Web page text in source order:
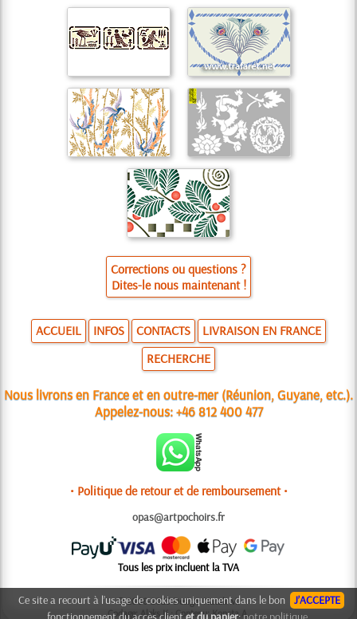
Corrections ou questions ?
Dites-le nous maintenant !
ACCUEIL INFOS CONTACTS
LIVRAISON EN FRANCE
RECHERCHE
Nous livrons en France et en outre-mer (Réunion, Guyane, etc.).
Appelez-nous:+46 812 400 477
• Politique de retour et de remboursement •
opas@artpochoirs.fr
Tous les prix incluent la TVA
© 2006-2025 Design: Natali M.
Codage: Aleks K.; Contenu: Konsta A.
J’ACCEPTE
Ce site a recourt à l’usage de cookies uniquement dans le bon